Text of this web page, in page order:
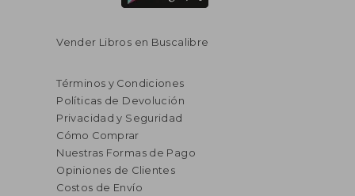
Vender Libros en Buscalibre
Términos y Condiciones
Políticas de Devolución
Privacidad y Seguridad
Cómo Comprar
Nuestras Formas de Pago
Opiniones de Clientes
Costos de Envío